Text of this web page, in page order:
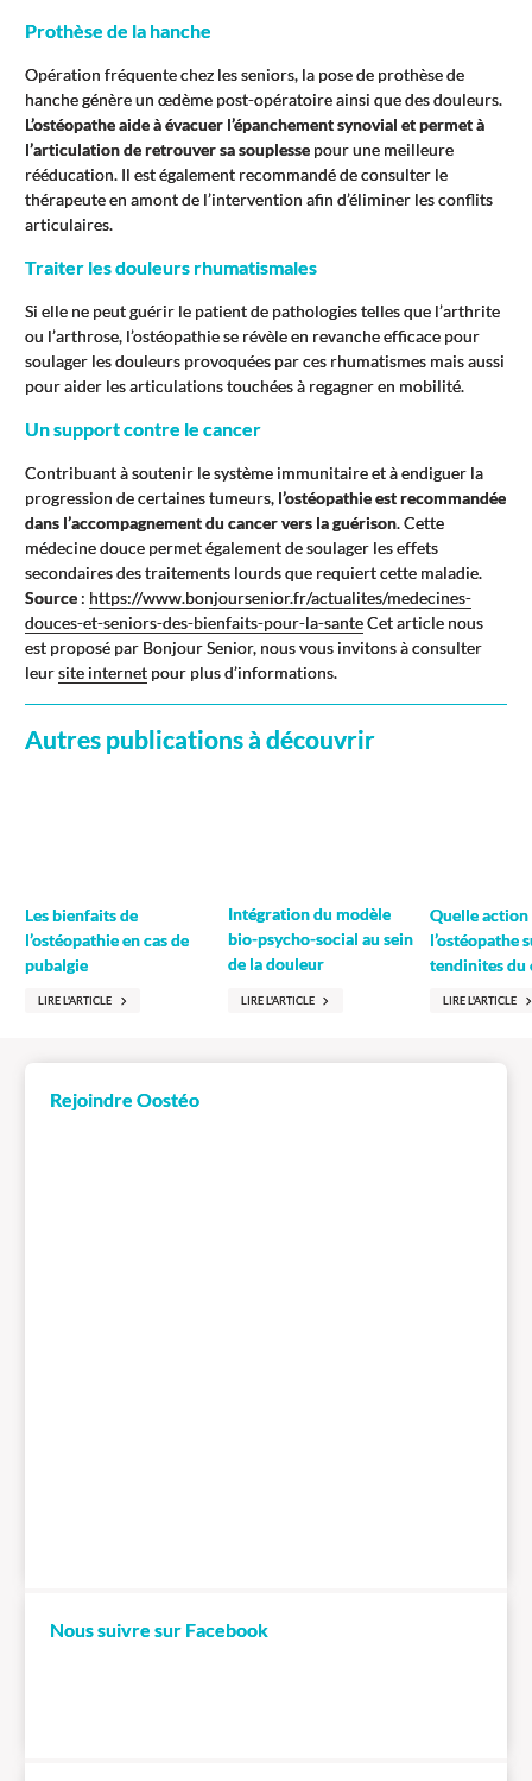
Prothèse de la hanche
Opération fréquente chez les seniors, la pose de prothèse de
hanche génère un œdème post-opératoire ainsi que des douleurs.
L’ostéopathe aide à évacuer l’épanchement synovial et permet à
l’articulation de retrouver sa souplesse pour une meilleure
rééducation. Il est également recommandé de consulter le
thérapeute en amont de l’intervention afin d’éliminer les conflits
articulaires.
Traiter les douleurs rhumatismales
Si elle ne peut guérir le patient de pathologies telles que l’arthrite
ou l’arthrose, l’ostéopathie se révèle en revanche efficace pour
soulager les douleurs provoquées par ces rhumatismes mais aussi
pour aider les articulations touchées à regagner en mobilité.
Un support contre le cancer
Contribuant à soutenir le système immunitaire et à endiguer la
progression de certaines tumeurs, l’ostéopathie est recommandée
dans l’accompagnement du cancer vers la guérison. Cette
médecine douce permet également de soulager les effets
secondaires des traitements lourds que requiert cette maladie.
Source : https://www.bonjoursenior.fr/actualites/medecines-
douces-et-seniors-des-bienfaits-pour-la-santeCet article nous
est proposé par Bonjour Senior, nous vous invitons à consulter
leursite internet pour plus d’informations.
Autres publications à découvrir
Les bienfaits de
l’ostéopathie en cas de
pubalgie
LIRE L'ARTICLE
Intégration du modèle
bio-psycho-social au sein
de la douleur
LIRE L'ARTICLE
Quelle action
l’ostéopathe
tendinites du
LIRE L'ARTICLE
Rejoindre Oostéo
Nous suivre sur Facebook